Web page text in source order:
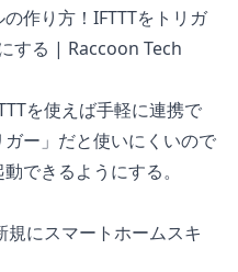
作り方！IFTTTをトリガ
する | Raccoon Tech
を使えば手軽に連携で
ー」だと使いにくいので
できるようにする。
規にスマートホームスキ